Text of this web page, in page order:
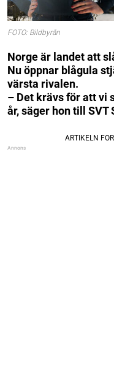
FOTO: Bildbyrån
Norge är landet att
Nu öppnar blågula
värsta rivalen.
– Det krävs för att vi
år, säger hon till SVT